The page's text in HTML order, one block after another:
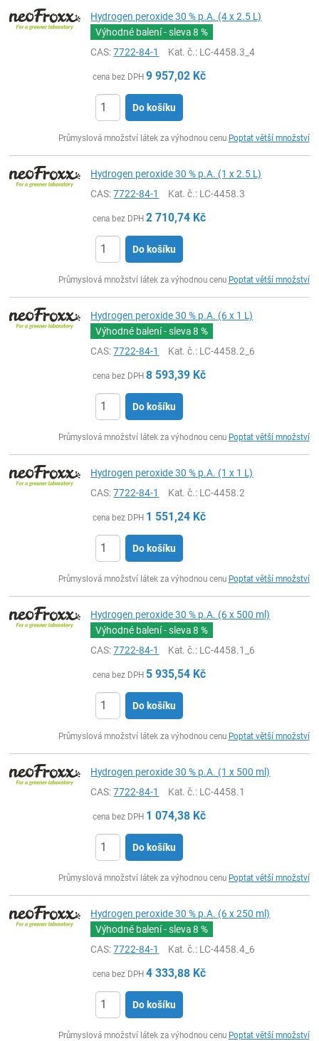
Hydrogen peroxide 30 % p.A. (4 x 2.5 L)
Výhodné balení - sleva8 %
CAS:7722-84-1 Kat. č.: LC-4458.3_4
cena bez DPH 9 957,02 Kč
Do košíku
Průmyslová množství látek za výhodnou cenu Poptat větší množství
Hydrogen peroxide 30 % p.A. (1 x 2.5 L)
CAS:7722-84-1 Kat. č.: LC-4458.3
cena bez DPH 2 710,74 Kč
Do košíku
Průmyslová množství látek za výhodnou cenu Poptat větší množství
Hydrogen peroxide 30 % p.A. (6 x 1 L)
Výhodné balení - sleva8 %
CAS:7722-84-1 Kat. č.: LC-4458.2_6
cena bez DPH 8 593,39 Kč
Do košíku
Průmyslová množství látek za výhodnou cenu Poptat větší množství
Hydrogen peroxide 30 % p.A. (1 x 1 L)
CAS:7722-84-1 Kat. č.: LC-4458.2
cena bez DPH 1 551,24 Kč
Do košíku
Průmyslová množství látek za výhodnou cenu Poptat větší množství
Hydrogen peroxide 30 % p.A. (6 x 500 ml)
Výhodné balení - sleva8 %
CAS:7722-84-1 Kat. č.: LC-4458.1_6
cena bez DPH 5 935,54 Kč
Do košíku
Průmyslová množství látek za výhodnou cenu Poptat větší množství
Hydrogen peroxide 30 % p.A. (1 x 500 ml)
CAS:7722-84-1 Kat. č.: LC-4458.1
cena bez DPH 1 074,38 Kč
Do košíku
Průmyslová množství látek za výhodnou cenu Poptat větší množství
Hydrogen peroxide 30 % p.A. (6 x 250 ml)
Výhodné balení - sleva8 %
CAS:7722-84-1 Kat. č.: LC-4458.4_6
cena bez DPH 4 333,88 Kč
Do košíku
Průmyslová množství látek za výhodnou cenu Poptat větší množství